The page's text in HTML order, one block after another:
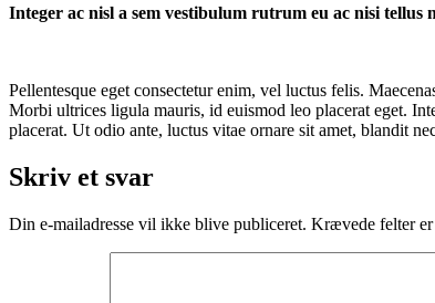
Integer ac nisl a sem vestibulum rutrum eu ac nisi tellus
Pellentesque eget consectetur enim, vel luctus felis.
Morbi ultrices ligula mauris, id euismod leo placerat eget.
placerat. Ut odio ante, luctus vitae ornare sit amet, blandit
Skriv et svar
Din e-mailadresse vil ikke blive publiceret. Krævede felter er